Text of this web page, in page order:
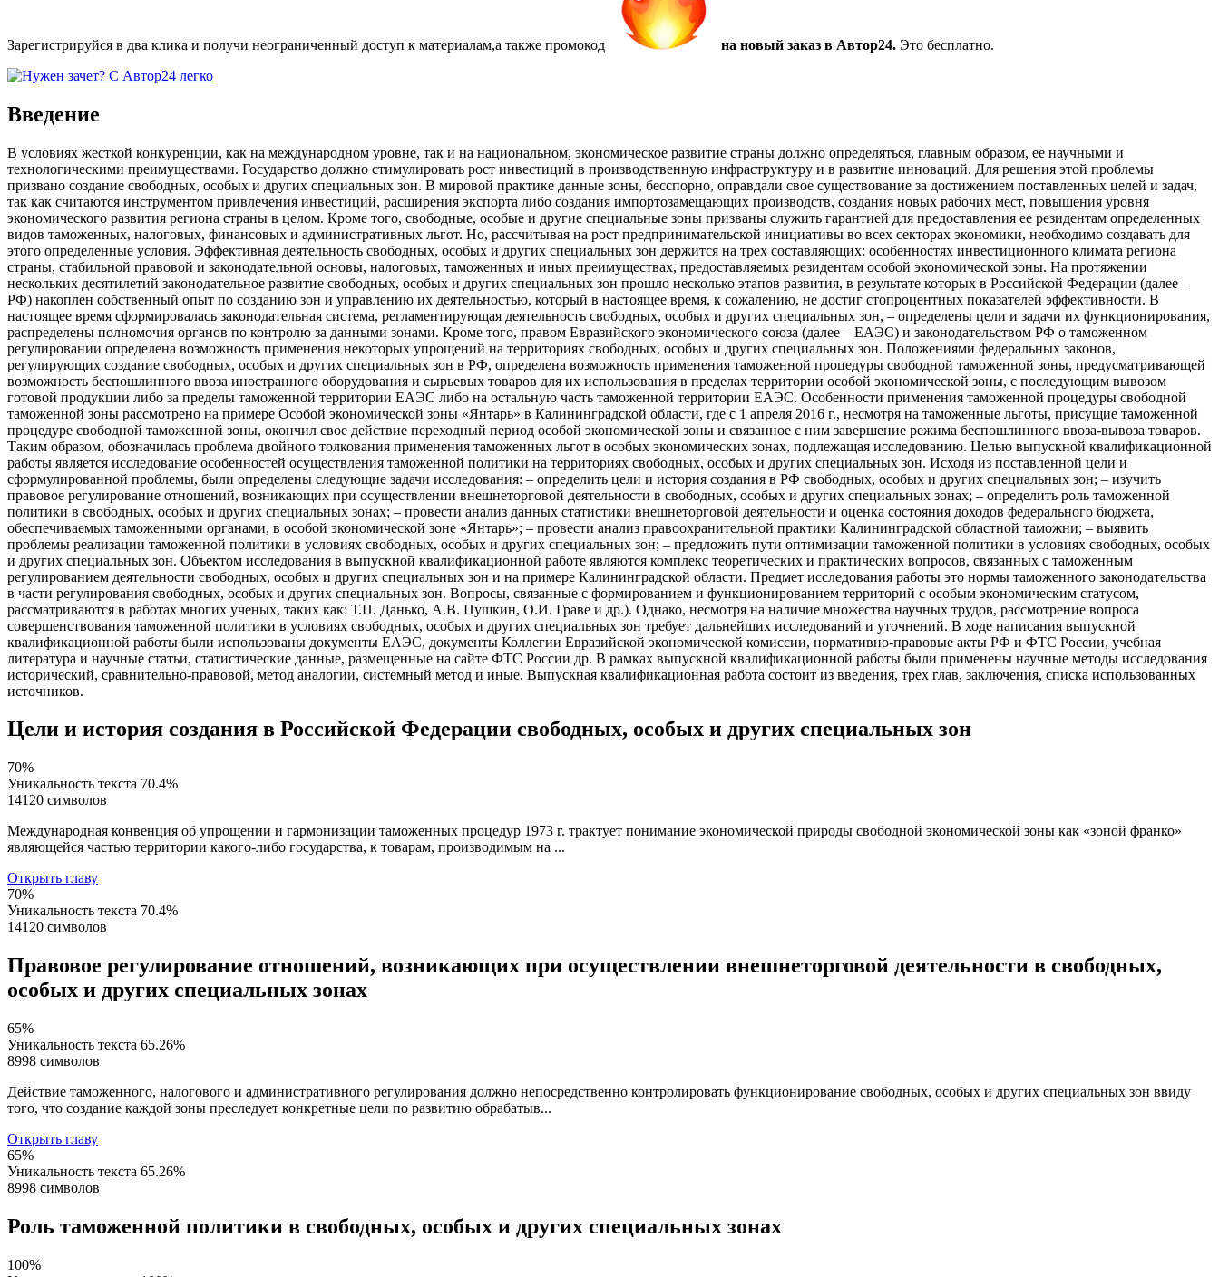
Зарегистрируйся в два клика и получи неограниченный доступ к материалам,а также промокод на новый заказ в Автор24. Это бесплатно.
Введение
В условиях жесткой конкуренции, как на международном уровне, так и на национальном, экономическое развитие страны должно определяться, главным образом, ее научными и
технологическими преимуществами. Государство должно стимулировать рост инвестиций в производственную инфраструктуру и в развитие инноваций. Для решения этой проблемы
призвано создание свободных, особых и других специальных зон. В мировой практике данные зоны, бесспорно, оправдали свое существование за достижением поставленных целей и задач,
так как считаются инструментом привлечения инвестиций, расширения экспорта либо создания импортозамещающих производств, создания новых рабочих мест, повышения уровня
экономического развития региона страны в целом. Кроме того, свободные, особые и другие специальные зоны призваны служить гарантией для предоставления ее резидентам определенных
видов таможенных, налоговых, финансовых и административных льгот. Но, рассчитывая на рост предпринимательской инициативы во всех секторах экономики, необходимо создавать для
этого определенные условия. Эффективная деятельность свободных, особых и других специальных зон держится на трех составляющих: особенностях инвестиционного климата региона
страны, стабильной правовой и законодательной основы, налоговых, таможенных и иных преимуществах, предоставляемых резидентам особой экономической зоны. На протяжении
нескольких десятилетий законодательное развитие свободных, особых и других специальных зон прошло несколько этапов развития, в результате которых в Российской Федерации (далее –
РФ) накоплен собственный опыт по созданию зон и управлению их деятельностью, который в настоящее время, к сожалению, не достиг стопроцентных показателей эффективности. В
настоящее время сформировалась законодательная система, регламентирующая деятельность свободных, особых и других специальных зон, – определены цели и задачи их функционирования,
распределены полномочия органов по контролю за данными зонами. Кроме того, правом Евразийского экономического союза (далее – ЕАЭС) и законодательством РФ о таможенном
регулировании определена возможность применения некоторых упрощений на территориях свободных, особых и других специальных зон. Положениями федеральных законов,
регулирующих создание свободных, особых и других специальных зон в РФ, определена возможность применения таможенной процедуры свободной таможенной зоны, предусматривающей
возможность беспошлинного ввоза иностранного оборудования и сырьевых товаров для их использования в пределах территории особой экономической зоны, с последующим вывозом
готовой продукции либо за пределы таможенной территории ЕАЭС либо на остальную часть таможенной территории ЕАЭС. Особенности применения таможенной процедуры свободной
таможенной зоны рассмотрено на примере Особой экономической зоны «Янтарь» в Калининградской области, где с 1 апреля 2016 г., несмотря на таможенные льготы, присущие таможенной
процедуре свободной таможенной зоны, окончил свое действие переходный период особой экономической зоны и связанное с ним завершение режима беспошлинного ввоза-вывоза товаров.
Таким образом, обозначилась проблема двойного толкования применения таможенных льгот в особых экономических зонах, подлежащая исследованию. Целью выпускной квалификационной
работы является исследование особенностей осуществления таможенной политики на территориях свободных, особых и других специальных зон. Исходя из поставленной цели и
сформулированной проблемы, были определены следующие задачи исследования: – определить цели и история создания в РФ свободных, особых и других специальных зон; – изучить
правовое регулирование отношений, возникающих при осуществлении внешнеторговой деятельности в свободных, особых и других специальных зонах; – определить роль таможенной
политики в свободных, особых и других специальных зонах; – провести анализ данных статистики внешнеторговой деятельности и оценка состояния доходов федерального бюджета,
обеспечиваемых таможенными органами, в особой экономической зоне «Янтарь»; – провести анализ правоохранительной практики Калининградской областной таможни; – выявить
проблемы реализации таможенной политики в условиях свободных, особых и других специальных зон; – предложить пути оптимизации таможенной политики в условиях свободных, особых
и других специальных зон. Объектом исследования в выпускной квалификационной работе являются комплекс теоретических и практических вопросов, связанных с таможенным
регулированием деятельности свободных, особых и других специальных зон и на примере Калининградской области. Предмет исследования работы это нормы таможенного законодательства
в части регулирования свободных, особых и других специальных зон. Вопросы, связанные с формированием и функционированием территорий с особым экономическим статусом,
рассматриваются в работах многих ученых, таких как: Т.П. Данько, А.В. Пушкин, О.И. Граве и др.). Однако, несмотря на наличие множества научных трудов, рассмотрение вопроса
совершенствования таможенной политики в условиях свободных, особых и других специальных зон требует дальнейших исследований и уточнений. В ходе написания выпускной
квалификационной работы были использованы документы ЕАЭС, документы Коллегии Евразийской экономической комиссии, нормативно-правовые акты РФ и ФТС России, учебная
литература и научные статьи, статистические данные, размещенные на сайте ФТС России др. В рамках выпускной квалификационной работы были применены научные методы исследования
исторический, сравнительно-правовой, метод аналогии, системный метод и иные. Выпускная квалификационная работа состоит из введения, трех глав, заключения, списка использованных
источников.
Цели и история создания в Российской Федерации свободных, особых и других специальных зон
70%
Уникальность текста 70.4%
14120 символов
Международная конвенция об упрощении и гармонизации таможенных процедур 1973 г. трактует понимание экономической природы свободной экономической зоны как «зоной франко»
являющейся частью территории какого-либо государства, к товарам, производимым на ...
Открыть главу
70%
Уникальность текста 70.4%
14120 символов
Правовое регулирование отношений, возникающих при осуществлении внешнеторговой деятельности в свободных,
особых и других специальных зонах
65%
Уникальность текста 65.26%
8998 символов
Действие таможенного, налогового и административного регулирования должно непосредственно контролировать функционирование свободных, особых и других специальных зон ввиду
того, что создание каждой зоны преследует конкретные цели по развитию обрабатыв...
Открыть главу
65%
Уникальность текста 65.26%
8998 символов
Роль таможенной политики в свободных, особых и других специальных зонах
100%